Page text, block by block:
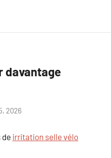
davantage
2026
irritation selle vélo